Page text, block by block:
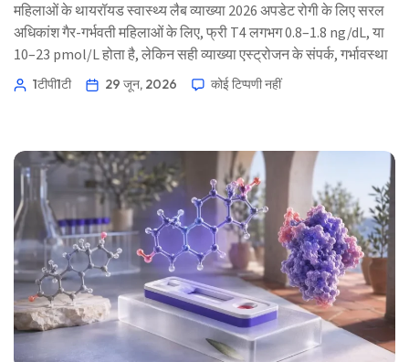
महिलाओं के थायरॉयड स्वास्थ्य लैब व्याख्या 2026 अपडेट रोगी के लिए सरल
अधिकांश गैर-गर्भवती महिलाओं के लिए, फ्री T4 लगभग 0.8–1.8 ng/dL, या
10–23 pmol/L होता है, लेकिन सही व्याख्या एस्ट्रोजन के संपर्क, गर्भावस्था
की तिमाही, प्रसवोत्तर समय, थायरॉयड एंटीबॉडीज़ और आपके लैब द्वारा
उपयोग किए गए असे पर निर्भर करती है। 📖 ~11 मिनट 📅 29 जून, 2026
1टीपी1टी 29 जून, 2026 कोई टिप्पणी नहीं